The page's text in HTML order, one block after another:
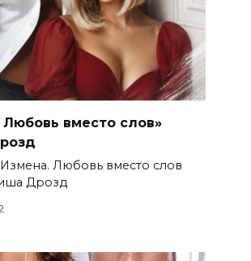
Любовь вместо слов»
Любовь вместо слов
Дрозд